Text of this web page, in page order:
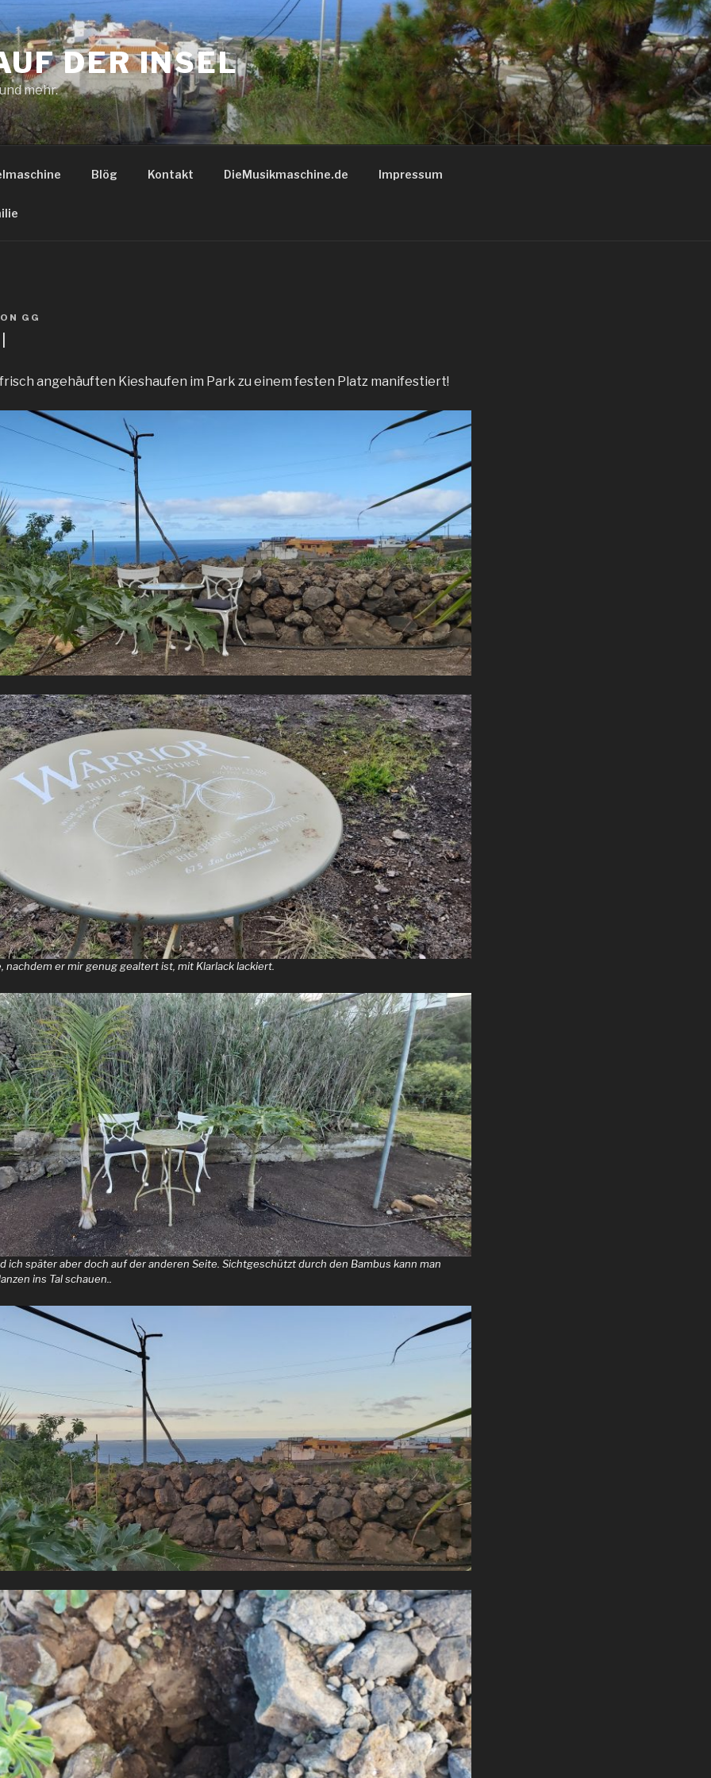
DER INSEL
mehr.
Blög Kontakt DieMusikmaschine.de Impressum
GG
angehäuften Kieshaufen im Park zu einem festen Platz manifestiert!
nachdem er mir genug gealtert ist, mit Klarlack lackiert.
ich später aber doch auf der anderen Seite. Sichtgeschützt durch den Bambus kann man
ins Tal schauen..